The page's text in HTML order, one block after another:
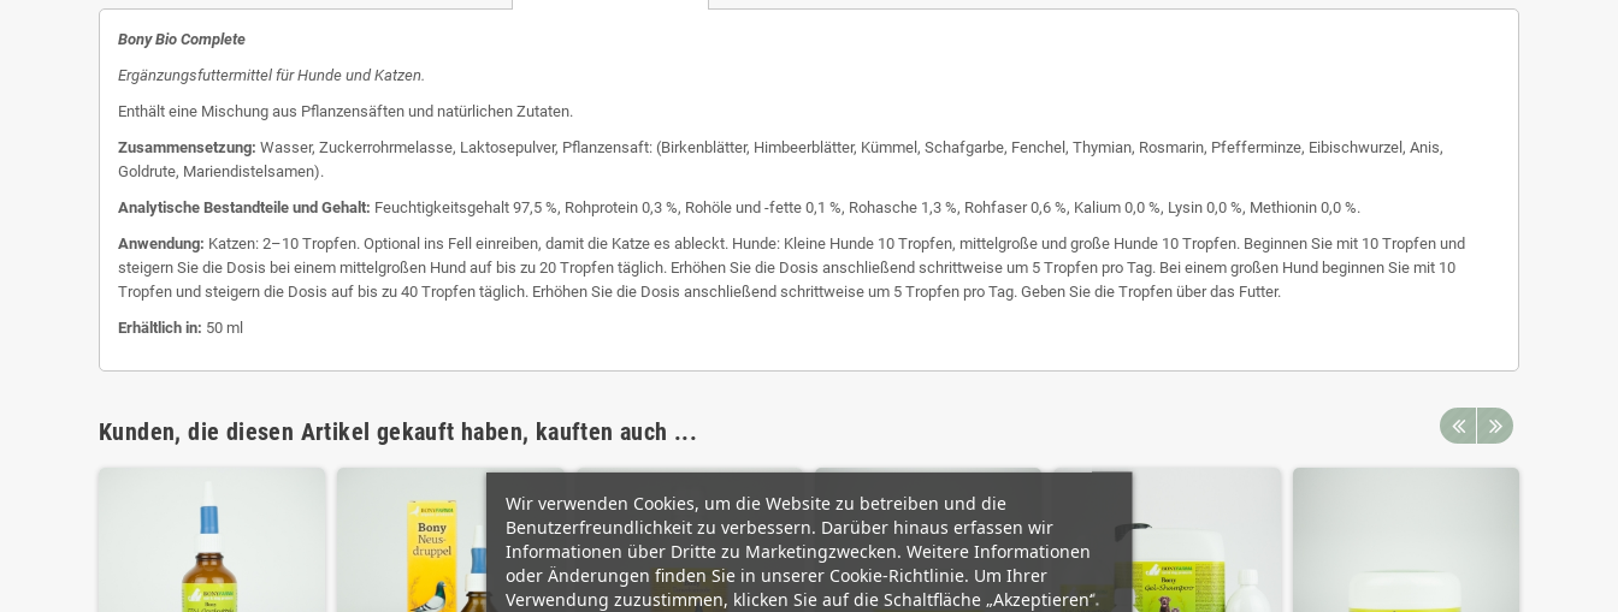
Bony Bio Complete
Ergänzungsfuttermittel für Hunde und Katzen.
Enthält eine Mischung aus Pflanzensäften und natürlichen Zutaten.
Zusammensetzung: Wasser, Zuckerrohrmelasse, Laktosepulver, Pflanzensaft: (Birkenblätter, Himbeerblätter, Kümmel, Schafgarbe, Fenchel, Thymian, Rosmarin, Pfefferminze, Eibischwurzel, Anis,
Goldrute, Mariendistelsamen).
Analytische Bestandteile und Gehalt: Feuchtigkeitsgehalt 97,5 %, Rohprotein 0,3 %, Rohöle und -fette 0,1 %, Rohasche 1,3 %, Rohfaser 0,6 %, Kalium 0,0 %, Lysin 0,0 %, Methionin 0,0 %.
Anwendung: Katzen: 2–10 Tropfen. Optional ins Fell einreiben, damit die Katze es ableckt. Hunde: Kleine Hunde 10 Tropfen, mittelgroße und große Hunde 10 Tropfen. Beginnen Sie mit 10 Tropfen und
steigern Sie die Dosis bei einem mittelgroßen Hund auf bis zu 20 Tropfen täglich. Erhöhen Sie die Dosis anschließend schrittweise um 5 Tropfen pro Tag. Bei einem großen Hund beginnen Sie mit 10
Tropfen und steigern die Dosis auf bis zu 40 Tropfen täglich. Erhöhen Sie die Dosis anschließend schrittweise um 5 Tropfen pro Tag. Geben Sie die Tropfen über das Futter.
Erhältlich in: 50 ml
Kunden, die diesen Artikel gekauft haben, kauften auch ...
Wir verwenden Cookies, um die Website zu betreiben und die
Benutzerfreundlichkeit zu verbessern. Darüber hinaus erfassen wir
Informationen über Dritte zu Marketingzwecken. Weitere Informationen
oder Änderungen finden Sie in unserer Cookie-Richtlinie. Um Ihrer
Verwendung zuzustimmen, klicken Sie auf die Schaltfläche „Akzeptieren“.